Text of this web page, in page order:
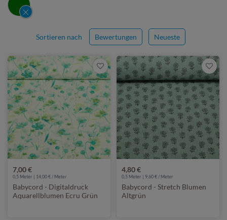
Sortieren nach Bewertungen Neueste
7,00 €
0,5 Meter | 14,00 € / Meter
Babycord - Digitaldruck
Aquarellblumen Ecru Grün
4,80 €
0,5 Meter | 9,60 € / Meter
Babycord - Stretch Blumen
Altgrün